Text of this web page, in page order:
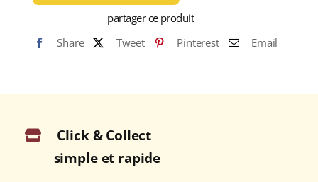
DE
Pot
partager ce produit
Share
Tweet Pinterest Email
Click & Collect
simple et rapide